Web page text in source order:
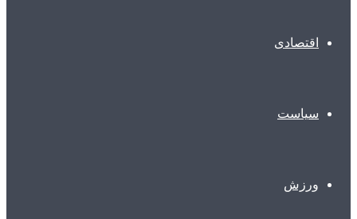
اقتصادی
سیاست
ورزش